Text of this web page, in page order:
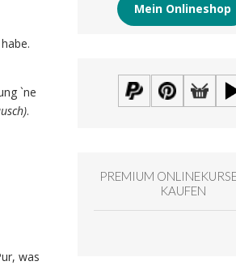
`ne
.
was
Mein Onlineshop
PREMIUM
KAUFEN